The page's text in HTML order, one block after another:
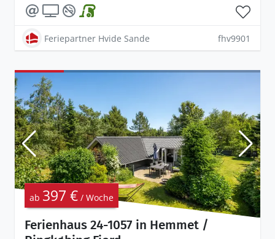
Feriepartner Hvide Sande fhv9901
Ferienhaus 24-1057 in Hemmet /
ab 397 € / Woche